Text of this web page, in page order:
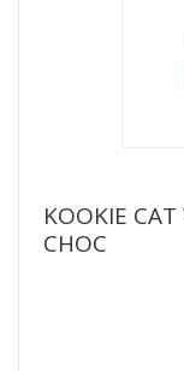
KOOKIE
CHOC